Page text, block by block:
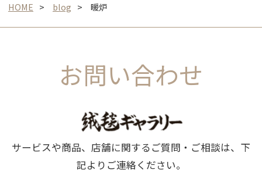
HOME blog 暖炉
お問い合わせ
サービスや商品、店舗に関するご質問・ご相談は、下
記よりご連絡ください。